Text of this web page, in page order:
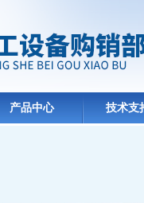
产品中心 技术支